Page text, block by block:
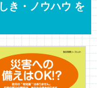
き・ノウハウ を